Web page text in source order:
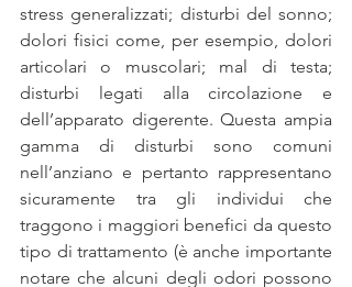
stress generalizzati; disturbi del sonno;
dolori fisici come, per esempio, dolori
articolari o muscolari; mal di testa;
disturbi legati alla circolazione e
dell’apparato digerente. Questa ampia
gamma di disturbi sono comuni
nell’anziano e pertanto rappresentano
sicuramente tra gli individui che
traggono i maggiori benefici da questo
tipo di trattamento (è anche importante
notare che alcuni degli odori possono